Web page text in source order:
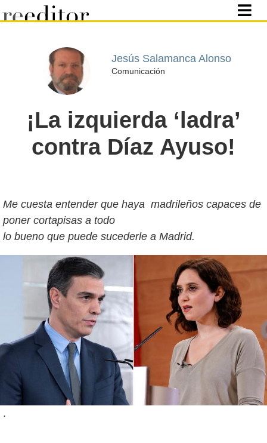
Jesús Salamanca Alonso
Comunicación
¡La izquierda ‘ladra’
contra Díaz Ayuso!
Me cuesta entender que haya madrileños capaces de
poner cortapisas a todo
lo bueno que puede sucederle a Madrid.
.